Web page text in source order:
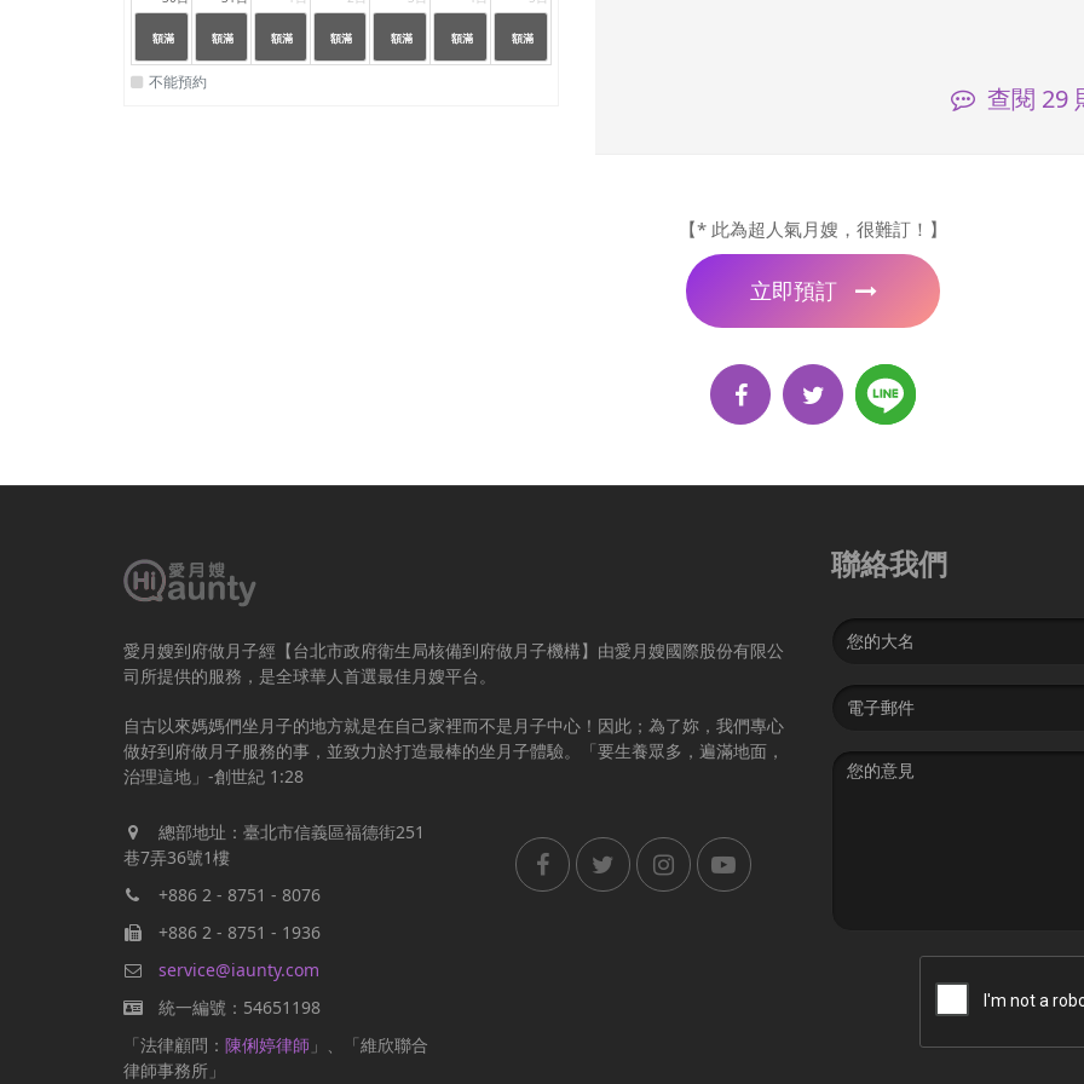
額滿
|
23:59
額滿
|
23:59
額滿
|
23:59
額滿
|
23:59
額滿
|
23:59
額滿
|
23:59
額滿
|
23:59
不能預約
查閱 29
【* 此為超人氣月嫂，很難訂！】
立即預訂
愛月嫂到府做月子經【台北市政府衛生局核備到府做月子機構】由愛月嫂國際股份有限公
司所提供的服務，是全球華人首選最佳月嫂平台。
自古以來媽媽們坐月子的地方就是在自己家裡而不是月子中心！因此；為了妳，我們專心
做好到府做月子服務的事，並致力於打造最棒的坐月子體驗。「要生養眾多，遍滿地面，
治理這地」-創世紀 1:28
總部地址：臺北市信義區福德街251
巷7弄36號1樓
+886 2 - 8751 - 8076
+886 2 - 8751 - 1936
service@iaunty.com
統一編號：54651198
「法律顧問： 陳俐婷律師 」、「維欣聯合
律師事務所」
聯絡我們
Name
Email
address
Message